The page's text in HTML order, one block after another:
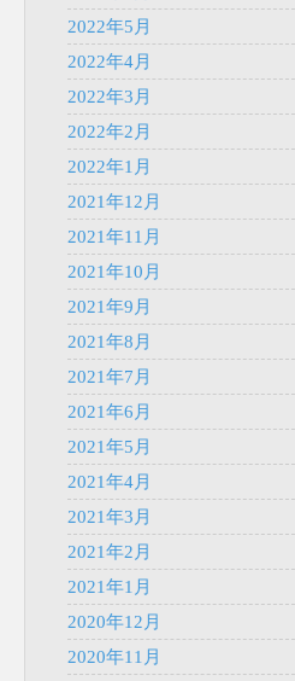
2022年5月
2022年4月
2022年3月
2022年2月
2022年1月
2021年12月
2021年11月
2021年10月
2021年9月
2021年8月
2021年7月
2021年6月
2021年5月
2021年4月
2021年3月
2021年2月
2021年1月
2020年12月
2020年11月